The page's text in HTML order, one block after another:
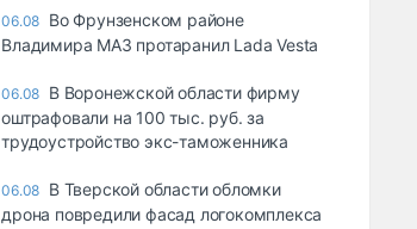
06.08 Во Фрунзенском районе
Владимира МАЗ протаранил Lada Vesta
06.08 В Воронежской области фирму
оштрафовали на 100 тыс. руб. за
трудоустройство экс-таможенника
06.08 В Тверской области обломки
дрона повредили фасад логокомплекса